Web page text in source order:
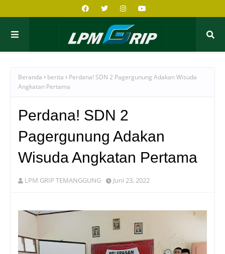
Beranda berita
Perdana! SDN 2 Pagergunung Adakan Wisuda
Angkatan Pertama
Perdana! SDN 2
Pagergunung Adakan
Wisuda Angkatan Pertama
LPM GRIP TEMANGGUNG Juni 23, 2022